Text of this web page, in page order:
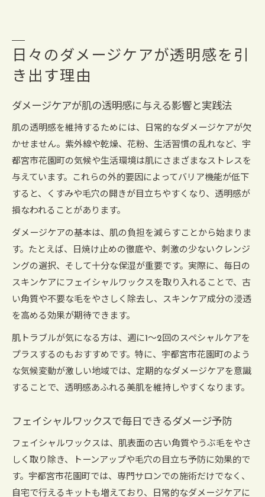
日々のダメージケアが透明感を引
き出す理由
ダメージケアが肌の透明感に与える影響と実践法
肌の透明感を維持するためには、日常的なダメージケアが欠
かせません。紫外線や乾燥、花粉、生活習慣の乱れなど、宇
都宮市花園町の気候や生活環境は肌にさまざまなストレスを
与えています。これらの外的要因によってバリア機能が低下
すると、くすみや毛穴の開きが目立ちやすくなり、透明感が
損なわれることがあります。
ダメージケアの基本は、肌の負担を減らすことから始まりま
す。たとえば、日焼け止めの徹底や、刺激の少ないクレンジ
ングの選択、そして十分な保湿が重要です。実際に、毎日の
スキンケアにフェイシャルワックスを取り入れることで、古
い角質や不要な毛をやさしく除去し、スキンケア成分の浸透
を高める効果が期待できます。
肌トラブルが気になる方は、週に1～2回のスペシャルケアを
プラスするのもおすすめです。特に、宇都宮市花園町のよう
な気候変動が激しい地域では、定期的なダメージケアを意識
することで、透明感あふれる美肌を維持しやすくなります。
フェイシャルワックスで毎日できるダメージ予防
フェイシャルワックスは、肌表面の古い角質やうぶ毛をやさ
しく取り除き、トーンアップや毛穴の目立ち予防に効果的で
す。宇都宮市花園町では、専門サロンでの施術だけでなく、
自宅で行えるキットも増えており、日常的なダメージケアに